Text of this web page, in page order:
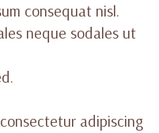
consequat nisl.
neque sodales ut
adipiscing